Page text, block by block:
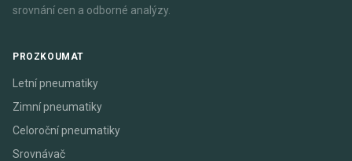
srovnání cen a odborné analýzy.
PROZKOUMAT
Letní pneumatiky
Zimní pneumatiky
Celoroční pneumatiky
Srovnávač